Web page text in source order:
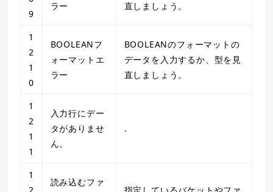
9
ラー
直しましょう。
1
2
1
0
BOOLEANフ
ォーマットエ
ラー
BOOLEANのフォーマットの
データを入力するか、型を見
直しましょう。
1
2
1
1
入力行にデー
タがありませ
ん。
.
1
読み込むファ